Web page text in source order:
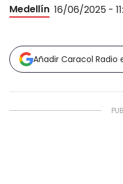
Medellín 16/06/2025 -
Añadir Caracol Radio